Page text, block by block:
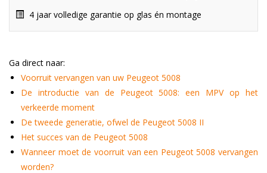
4 jaar volledige garantie op glas én montage
Ga direct naar:
Voorruit vervangen van uw Peugeot 5008
De introductie van de Peugeot 5008: een MPV op het
verkeerde moment
De tweede generatie, ofwel de Peugeot 5008 II
Het succes van de Peugeot 5008
Wanneer moet de voorruit van een Peugeot 5008 vervangen
worden?